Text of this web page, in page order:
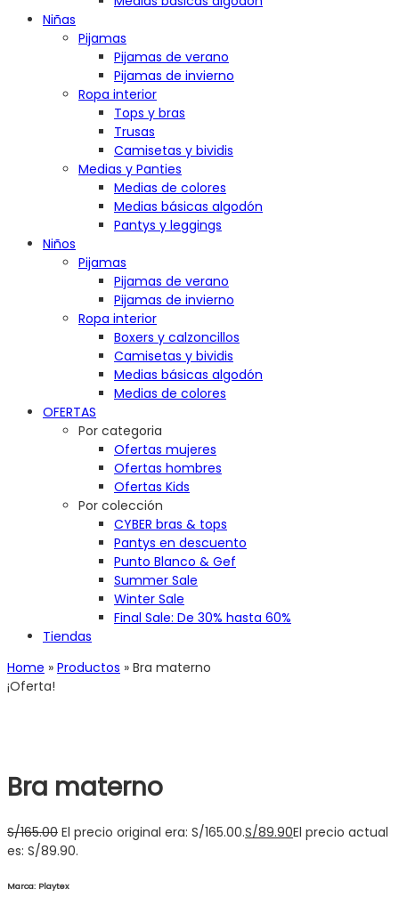
Niñas
Pijamas
Pijamas de verano
Pijamas de invierno
Ropa interior
Tops y bras
Trusas
Camisetas y bividis
Medias y Panties
Medias de colores
Medias básicas algodón
Pantys y leggings
Niños
Pijamas
Pijamas de verano
Pijamas de invierno
Ropa interior
Boxers y calzoncillos
Camisetas y bividis
Medias básicas algodón
Medias de colores
OFERTAS
Por categoria
Ofertas mujeres
Ofertas hombres
Ofertas Kids
Por colección
CYBER bras & tops
Pantys en descuento
Punto Blanco & Gef
Summer Sale
Winter Sale
Final Sale: De 30% hasta 60%
Tiendas
Home » Productos » Bra materno
¡Oferta!
Bra materno
S/165.00 El precio original era: S/165.00.S/89.90El precio actual
es: S/89.90.
Marca: Playtex